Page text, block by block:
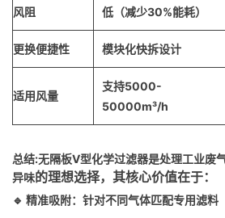
风阻 低（减少30%能耗）
更换便捷性 模块化快拆设计
适用风量
支持5000-
50000m³/h
总结:无隔板V型化学过滤器是处理工业废
异味的理想选择，其核心价值在于：
🔹 精准吸附：针对不同气体匹配专用滤料